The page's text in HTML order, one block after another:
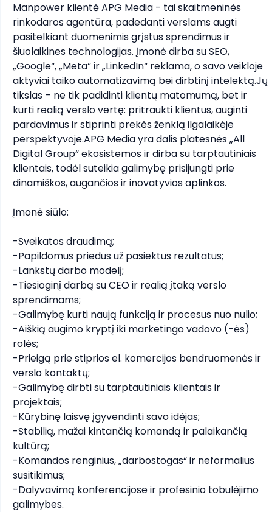
Manpower klientė APG Media - tai skaitmeninės
rinkodaros agentūra, padedanti verslams augti
pasitelkiant duomenimis grįstus sprendimus ir
šiuolaikines technologijas. Įmonė dirba su SEO,
„Google“, „Meta“ ir „LinkedIn“ reklama, o savo veikloje
aktyviai taiko automatizavimą bei dirbtinį intelektą.Jų
tikslas – ne tik padidinti klientų matomumą, bet ir
kurti realią verslo vertę: pritraukti klientus, auginti
pardavimus ir stiprinti prekės ženklą ilgalaikėje
perspektyvoje.APG Media yra dalis platesnės „All
Digital Group“ ekosistemos ir dirba su tarptautiniais
klientais, todėl suteikia galimybę prisijungti prie
dinamiškos, augančios ir inovatyvios aplinkos.
Įmonė siūlo:
-Sveikatos draudimą;
-Papildomus priedus už pasiektus rezultatus;
-Lankstų darbo modelį;
-Tiesioginį darbą su CEO ir realią įtaką verslo
sprendimams;
-Galimybę kurti naują funkciją ir procesus nuo nulio;
-Aiškią augimo kryptį iki marketingo vadovo (-ės)
rolės;
-Prieigą prie stiprios el. komercijos bendruomenės ir
verslo kontaktų;
-Galimybę dirbti su tarptautiniais klientais ir
projektais;
-Kūrybinę laisvę įgyvendinti savo idėjas;
-Stabilią, mažai kintančią komandą ir palaikančią
kultūrą;
-Komandos renginius, „darbostogas“ ir neformalius
susitikimus;
-Dalyvavimą konferencijose ir profesinio tobulėjimo
galimybes.